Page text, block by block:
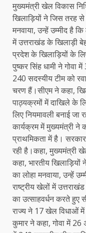
मुख्यमंत्री खेल विकास
खिलाड़ियों ने जिस तरह से
मनवाया, उन्हें उम्मीद है
में उत्तराखंड के खिलाड़ी
प्रदेश के खिलाड़ियों के
पुष्कर सिंह धामी ने गोवा
240 सदस्यीय टीम को
चरण हैं।सीएम ने कहा,
पाठ्यक्रमों में दाखिले के
लिए नियमावली बनाई
कार्यक्रम में मुख्यमंत्री
प्राथमिकता में है।
रही है।कहा, मुख्यमंत्री
कहा, भारतीय
का लोहा मनवाया, उन्हें
राष्ट्रीय खेलों में
का उत्साहवर्धन करते हुए
राज्य ने 17 खेल विधाओं में
कुमार ने कहा, गोवा में